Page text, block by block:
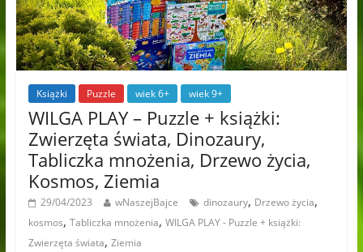
Książki Puzzle wiek 6+ wiek 9+
WILGA PLAY – Puzzle + książki:
Zwierzęta świata, Dinozaury,
Tabliczka mnożenia, Drzewo życia,
Kosmos, Ziemia
29/04/2023 wNaszejBajce dinozaury, Drzewo życia,
kosmos, Tabliczka mnożenia, WILGA PLAY - Puzzle + książki:
Zwierzęta świata, Ziemia